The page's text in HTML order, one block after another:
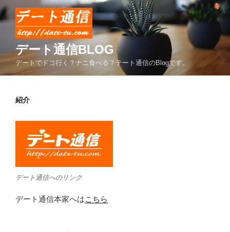
コ
ン
ツ
デート通信BLOG
デートでドコ行く？ナニ食べる？テート通信のBlogです。
紹介
デート通信へのリンク
デート通信本家へはこちら